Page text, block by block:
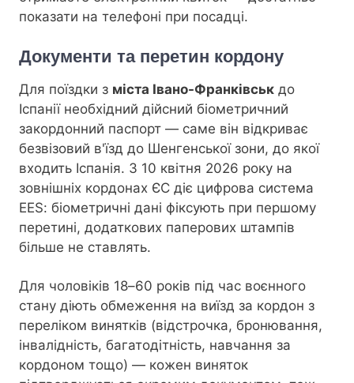
показати на телефоні при посадці.
Документи та перетин кордону
Для поїздки з міста Івано-Франківськ до
Іспанії необхідний дійсний біометричний
закордонний паспорт — саме він відкриває
безвізовий в'їзд до Шенгенської зони, до якої
входить Іспанія. З 10 квітня 2026 року на
зовнішніх кордонах ЄС діє цифрова система
EES: біометричні дані фіксують при першому
перетині, додаткових паперових штампів
більше не ставлять.
Для чоловіків 18–60 років під час воєнного
стану діють обмеження на виїзд за кордон з
переліком винятків (відстрочка, бронювання,
інвалідність, багатодітність, навчання за
кордоном тощо) — кожен виняток